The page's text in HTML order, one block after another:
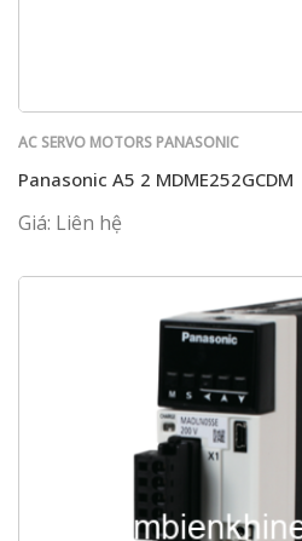
AC SERVO MOTORS PANASONIC
Panasonic A5 2 MDME252GCDM
Giá: Liên hệ